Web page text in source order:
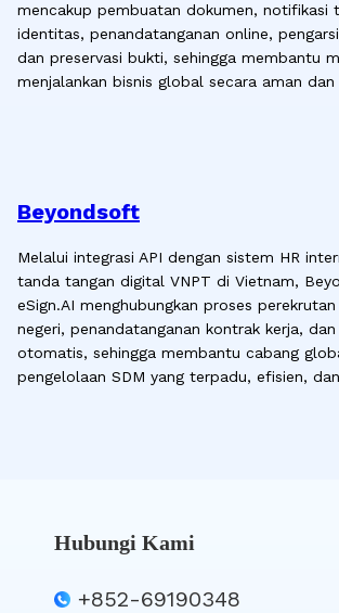
mencakup pembuatan dokumen, notifikasi
identitas, penandatanganan online,
dan preservasi bukti, sehingga membantu
menjalankan bisnis global secara aman dan
Beyondsoft
Melalui integrasi API dengan sistem HR
tanda tangan digital VNPT di Vietnam,
eSign.AI menghubungkan proses
negeri, penandatanganan kontrak kerja,
otomatis, sehingga membantu cabang
pengelolaan SDM yang terpadu, efisien,
Hubungi Kami
+852-69190348